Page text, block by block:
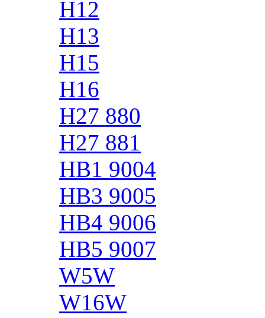
H12
H13
H15
H16
H27 880
H27 881
HB1 9004
HB3 9005
HB4 9006
HB5 9007
W5W
W16W